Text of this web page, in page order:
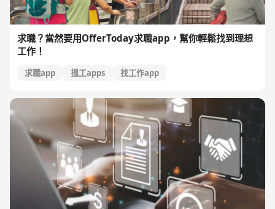
求職？當然要用OfferToday求職app，幫你輕鬆找到理想
工作！
求職app 搵工apps 找工作app